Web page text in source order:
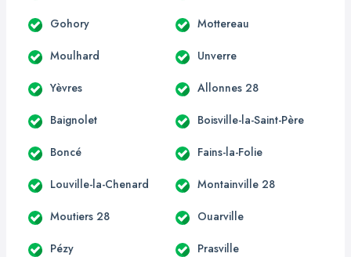
Gohory Mottereau
Moulhard Unverre
Yèvres Allonnes 28
Baignolet Boisville-la-Saint-Père
Boncé Fains-la-Folie
Louville-la-Chenard Montainville 28
Moutiers 28 Ouarville
Pézy Prasville